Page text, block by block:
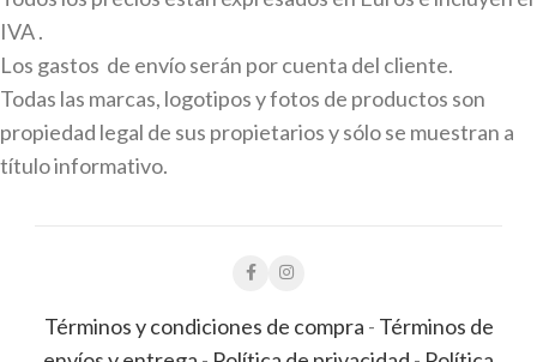
IVA .
Los gastos de envío serán por cuenta del cliente.
Todas las marcas, logotipos y fotos de productos son
propiedad legal de sus propietarios y sólo se muestran a
título informativo.
Términos y condiciones de compra - Términos de